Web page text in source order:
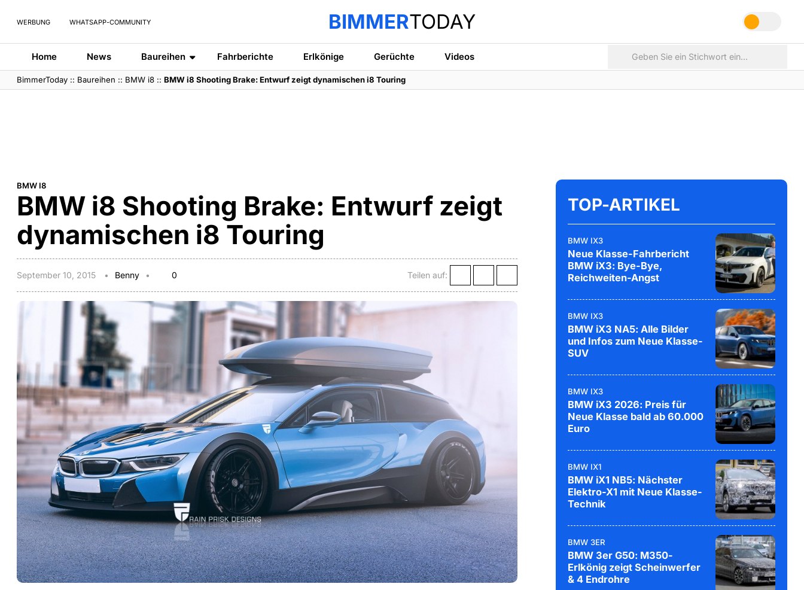
WERBUNG WHATSAPP-COMMUNITY BIMMERTODAY
Home News Baureihen Fahrberichte Erlkönige Gerüchte Videos
BimmerToday :: Baureihen :: BMW i8 ::BMW i8 Shooting Brake: Entwurf zeigt dynamischen i8 Touring
BMW I8
BMW i8 Shooting Brake: Entwurf zeigt
dynamischen i8 Touring
September 10, 2015 Benny 0 Teilen auf:
TOP-ARTIKEL
BMW IX3
Neue Klasse-Fahrbericht
BMW iX3: Bye-Bye,
Reichweiten-Angst
BMW IX3
BMW iX3 NA5: Alle Bilder
und Infos zum Neue Klasse-
SUV
BMW IX3
BMW iX3 2026: Preis für
Neue Klasse bald ab 60.000
Euro
BMW IX1
BMW iX1 NB5: Nächster
Elektro-X1 mit Neue Klasse-
Technik
BMW 3ER
BMW 3er G50: M350-
Erlkönig zeigt Scheinwerfer
& 4 Endrohre